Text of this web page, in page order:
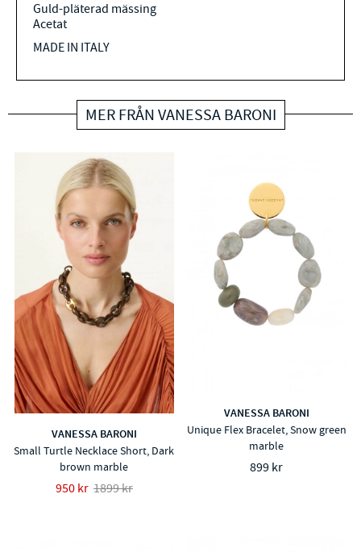
Guld-pläterad mässing
Acetat
MADE IN ITALY
MER FRÅN VANESSA BARONI
VANESSA BARONI
Small Turtle Necklace Short, Dark
brown marble
950 kr 1899 kr
VANESSA BARONI
Unique Flex Bracelet, Snow green
marble
899 kr